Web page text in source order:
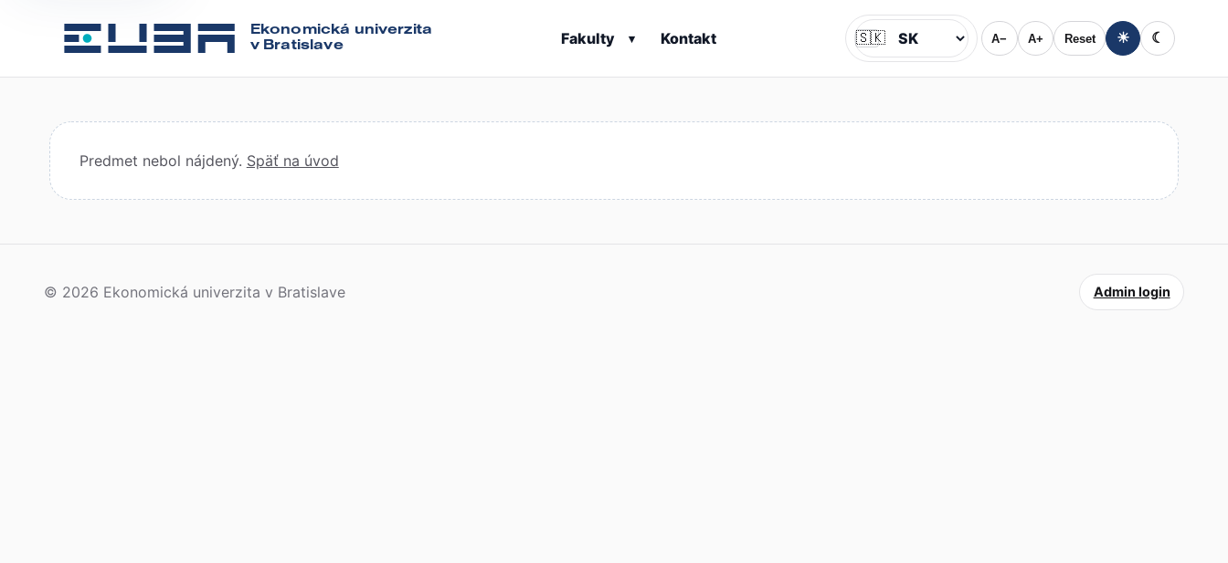
Ekonomická univerzita
v Bratislave
Fakulty ▾ Kontakt Jazyk
🇸🇰 A− A+ Reset ☀ ☾
Predmet nebol nájdený. Späť na úvod
© 2026 Ekonomická univerzita v Bratislave Admin login